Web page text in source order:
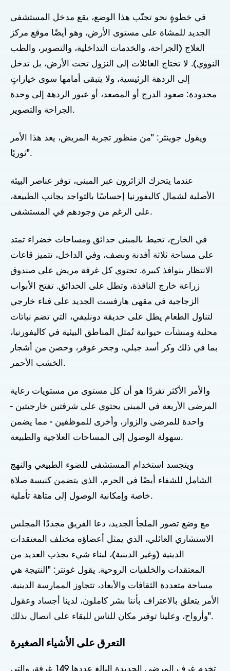
في خطوةٍ نحو تجنّب هذا الوضع، يقع مدخل المستشفى
الجديد للمشاة على مستوى الأرض، وهو أيضًا موقع مركز
العلاج (الجراحة، والخدمات التداخلية، والتصوير، والطب
النووي). لا تحتاج العائلات إلى النزول تحت الأرض، بل تدخل
إلى الردهة الرئيسية، ولا يتبقى أمامها سوى خياراتٍ
محدودة: صعود الدرج أو المصعد، أو عبور الردهة إلى وحدة
الجراحة والتصوير.
ويقول جوينثر: "من منظور تجربة المريض، يعد هذا الأمر
ثوريًا".
عندما يتحرك الزائرون عبر المبنى، توفر عناصر البيئة
الأصلية لشمال كاليفورنيا إحساسًا بالتواجد بجانب الطبيعة،
على الرغم من وجودهم في المستشفى.
في الخارج، تحيط بالمبنى حدائق ومساحات خضراء تمتد
على مساحة ثلاثة أفدنة ونصف، وفي الداخل، تتميز قاعات
الانتظار بنوافذ كبيرة. تحتوي كل غرفة مريض على صندوق
زراعة خارج النافذة، وتطل على الحدائق. تفتح الأبواب
الزجاجية في مقهى هارفست الجديد على فناء خارجي
لتناول الطعام يطل على حديقة دونليفي، التي تضم نباتات
محلية ومنشآت حيوانية تُمثل المناطق البيئية في كاليفورنيا،
بما في ذلك وكر أسد جبلي، وجحر غوفر، وحصن من أشجار
الخشب الأحمر.
والأمر الأكثر تفردًا هو أن كل مستوى من مستويات رعاية
المرضى الأربعة في المبنى يحتوي على شرفتين خارجيتين -
واحدة للمرضى والزوار، وأخرى للموظفين - مما يضمن
سهولة الوصول إلى المساحات العلاجية والطبيعة.
ويتجسد استخدام المستشفى للضوء الطبيعي والنهج
الشامل للشفاء أيضًا في الحرم، الذي يتضمن كنيسة صلاة
خاصة وإمكانية الوصول إلى متاهة تأملية.
مع وضع تصور الملجأ الجديد، دعا الفريق مجددًا المجلس
الاستشاري العائلي، الذي يمثل أعضاؤه مختلف المعتقدات
الدينية (وغير الدينية)، لبناء شيء يجذب العديد من
المعتقدات والخلفيات الروحية. يقول غونتر: "النتيجة هي
مساحة متعددة الثقافات والأبعاد، تتجاوز الممارسة الدينية.
الأمر يتعلق بالاعتراف بأننا بشر كاملون، لدينا أجساد وعقول
وأرواح، وعلينا توفير مكان للناس للبقاء على اتصال بذلك".
التعرق على الأشياء الصغيرة